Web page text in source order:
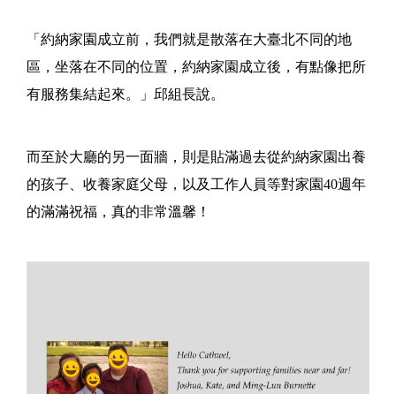
「約納家園成立前，我們就是散落在大臺北不同的地
區，坐落在不同的位置，約納家園成立後，有點像把所
有服務集結起來。」邱組長說。
而至於大廳的另一面牆，則是貼滿過去從約納家園出養
的孩子、收養家庭父母，以及工作人員等對家園40週年
的滿滿祝福，真的非常溫馨！